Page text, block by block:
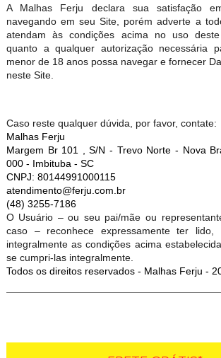
A Malhas Ferju declara sua satisfação
navegando em seu Site, porém adverte a
atendam às condições acima no uso
quanto a qualquer autorização necessária
menor de 18 anos possa navegar e fornecer
neste Site.
Caso reste qualquer dúvida, por favor, contate:
Malhas Ferju
Margem Br 101 , S/N - Trevo Norte - Nova
000 - Imbituba - SC
CNPJ: 80144991000115
atendimento@ferju.com.br
(48) 3255-7186
O Usuário – ou seu pai/mãe ou
caso – reconhece expressamente ter lido,
integralmente as condições acima
se cumpri-las integralmente.
Todos os direitos reservados - Malhas Ferju -